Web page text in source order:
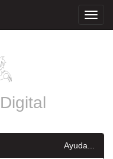
Digital
Ayuda...